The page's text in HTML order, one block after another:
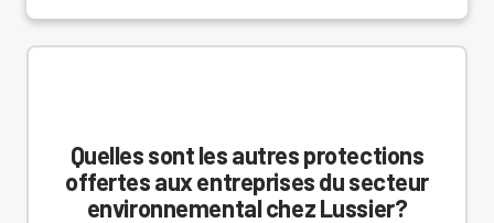
Quelles sont les autres protections
offertes aux entreprises du secteur
environnemental chez Lussier?